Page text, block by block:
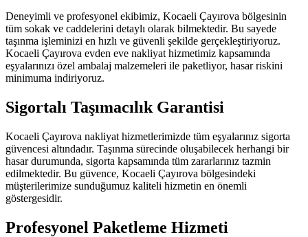
Deneyimli ve profesyonel ekibimiz, Kocaeli Çayırova bölgesinin
tüm sokak ve caddelerini detaylı olarak bilmektedir. Bu sayede
taşınma işleminizi en hızlı ve güvenli şekilde gerçekleştiriyoruz.
Kocaeli Çayırova evden eve nakliyat hizmetimiz kapsamında
eşyalarınızı özel ambalaj malzemeleri ile paketliyor, hasar riskini
minimuma indiriyoruz.
Sigortalı Taşımacılık Garantisi
Kocaeli Çayırova nakliyat hizmetlerimizde tüm eşyalarınız sigorta
güvencesi altındadır. Taşınma sürecinde oluşabilecek herhangi bir
hasar durumunda, sigorta kapsamında tüm zararlarınız tazmin
edilmektedir. Bu güvence, Kocaeli Çayırova bölgesindeki
müşterilerimize sunduğumuz kaliteli hizmetin en önemli
göstergesidir.
Profesyonel Paketleme Hizmeti